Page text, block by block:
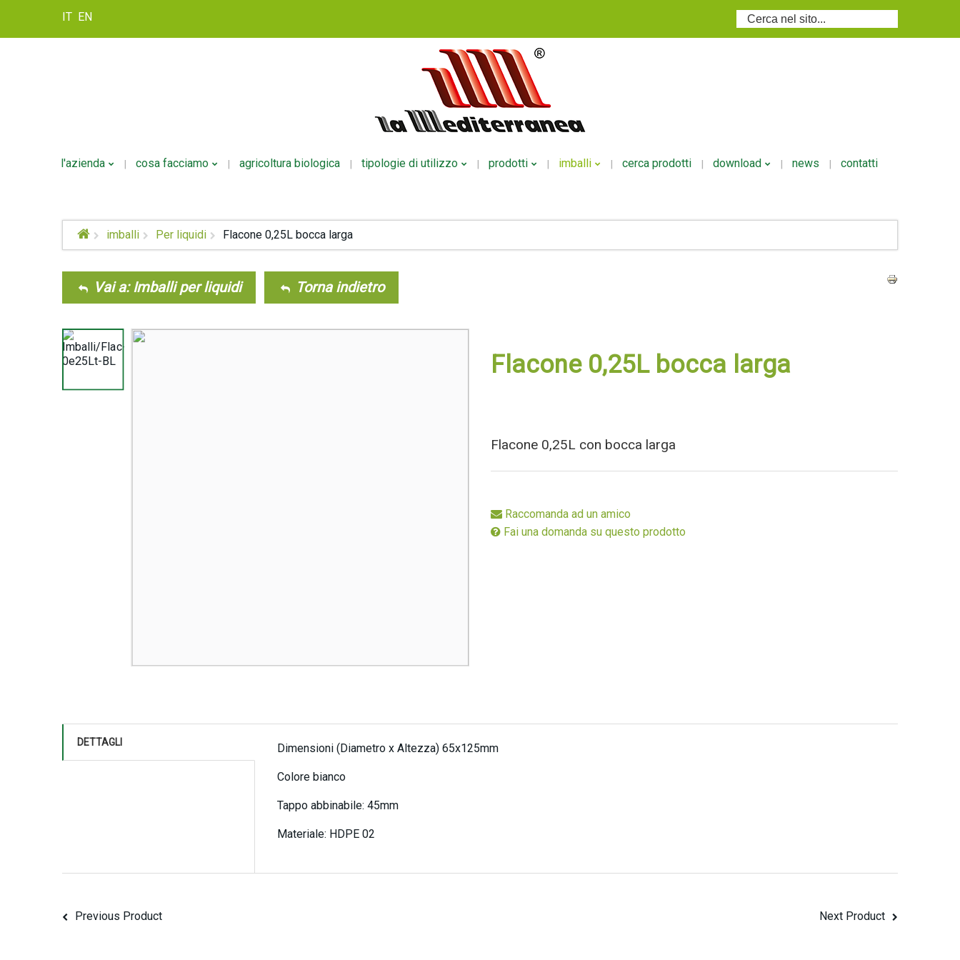
Cerca...
IT EN
l'azienda
Storia
Politica Della Qualità
cosa facciamo
Formulazione
Personalizzazione
Confezionamento
Logistica
agricoltura biologica tipologie di utilizzo
Fogliare
Radicale
prodotti
NPK Liquidi
Ecodosi
imballi
Per Polveri/granulari
cerca prodotti download news contatti
imballi Per liquidi Flacone 0,25L bocca larga
Vai a: Imballi per liquidi Torna indietro
Flacone 0,25L bocca larga
Flacone 0,25L con bocca larga
Raccomanda ad un amico
Fai una domanda su questo prodotto
DETTAGLI Dimensioni (Diametro x Altezza) 65x125mm
Colore bianco
Tappo abbinabile: 45mm
Materiale: HDPE 02
Previous Product Next Product